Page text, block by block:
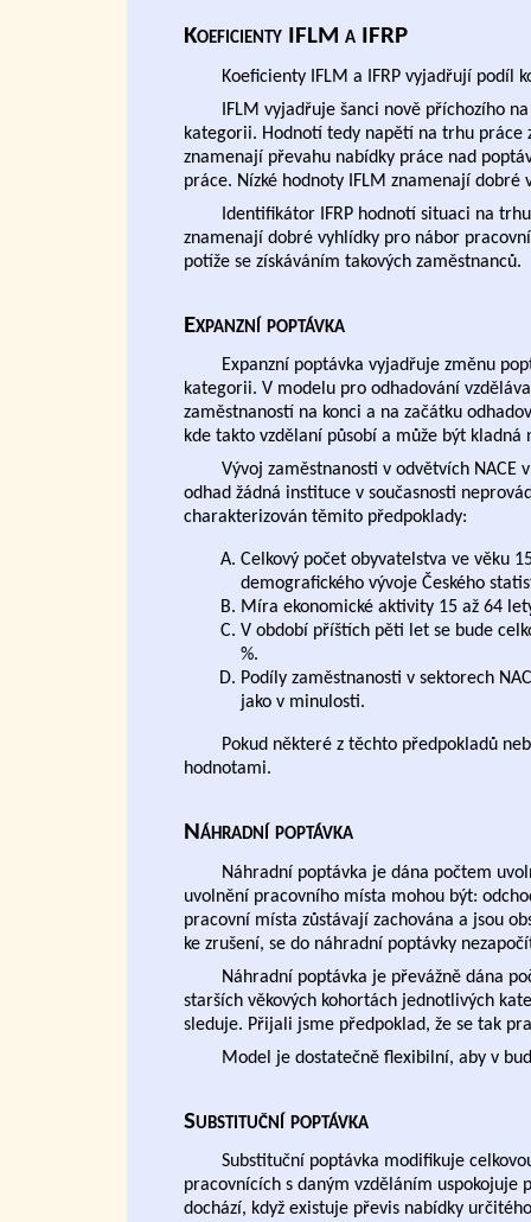
Koeficienty IFLM a IFRP
Koeficienty IFLM a IFRP vyjadřují podíl
IFLM vyjadřuje šanci nově příchozího
kategorii. Hodnotí tedy napětí na trhu práce
znamenají převahu nabídky práce nad
práce. Nízké hodnoty IFLM znamenají
Identifikátor IFRP hodnotí situaci na
znamenají dobré vyhlídky pro nábor
potíže se získáváním takových zaměstnanců.
Expanzní poptávka
Expanzní poptávka vyjadřuje změnu
kategorii. V modelu pro odhadování
zaměstnaností na konci a na začátku
kde takto vzdělaní působí a může být kladná
Vývoj zaměstnanosti v odvětvích
odhad žádná instituce v současnosti
charakterizován těmito předpoklady:
Celkový počet obyvatelstva ve věku
demografického vývoje Českého
Míra ekonomické aktivity 15 až 64
V období příštích pěti let se bude
%.
Podíly zaměstnanosti v sektorech
jako v minulosti.
Pokud některé z těchto předpokladů
hodnotami.
Náhradní poptávka
Náhradní poptávka je dána počtem
uvolnění pracovního místa mohou být:
pracovní místa zůstávají zachována a jsou
ke zrušení, se do náhradní poptávky
Náhradní poptávka je převážně dána
starších věkových kohortách jednotlivých
sleduje. Přijali jsme předpoklad, že se tak
Model je dostatečně flexibilní, aby v
Substituční poptávka
Substituční poptávka modifikuje
pracovnících s daným vzděláním uspokojuje
dochází, když existuje převis nabídky